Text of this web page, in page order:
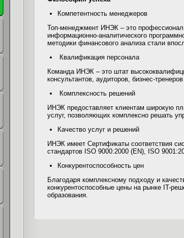
Компетентность менеджеров
Топ-менеджмент ИНЭК – это
информационно-аналитического
методики финансового анализа стали
Квалификация персонала
Команда ИНЭК – это штат
консультантов, аудиторов, бизнес-
Комплексность решений
ИНЭК предоставляет клиентам широкую
услуг, позволяющих комплексно решать
Качество услуг и решений
ИНЭК имеет Сертификаты соответствия
стандартов ISO 9000:2000 (EN), ISO
Конкурентоспособность цен
Благодаря комплексному подходу и
конкурентоспособные цены на рынке IT-
образования.